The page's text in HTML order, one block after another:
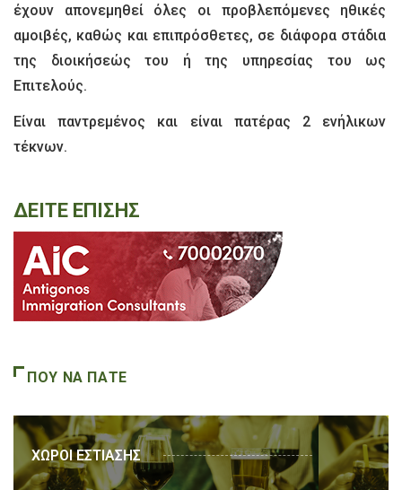
έχουν απονεμηθεί όλες οι προβλεπόμενες ηθικές
αμοιβές, καθώς και επιπρόσθετες, σε διάφορα στάδια
της διοικήσεώς του ή της υπηρεσίας του ως
Επιτελούς.
Είναι παντρεμένος και είναι πατέρας 2 ενήλικων
τέκνων.
ΔΕΙΤΕ ΕΠΙΣΗΣ
ΠΟΥ ΝΑ ΠΑΤΕ
ΧΩΡΟΙ ΕΣΤΙΑΣΗΣ